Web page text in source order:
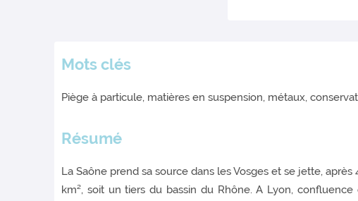
Mots clés
Piège à particule, matières en suspension, métaux,
Résumé
La Saône prend sa source dans les Vosges et se jette,
km², soit un tiers du bassin du Rhône. A Lyon,